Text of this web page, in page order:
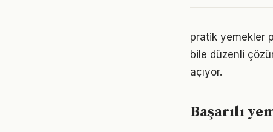
pratik yemekler
bile düzenli
açıyor.
Başarılı